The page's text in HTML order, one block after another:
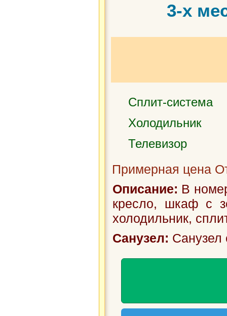
3-х
Сплит-система
Холодильник
Телевизор
Примерная цена
Описание: В
кресло, шкаф с
холодильник,
Санузел: